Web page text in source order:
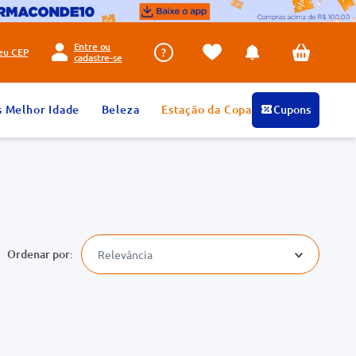
CEP
Entre ou
cadastre-se
Melhor Idade Beleza Estação da Copa Cupons
Relevância